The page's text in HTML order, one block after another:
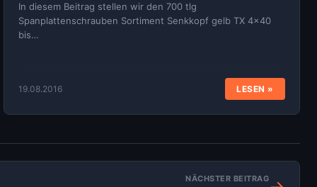
In diesem Beitrag stellen wir den 700 tlg
Spanplattenschrauben Sortiment Senkkopf gelb TX 4×40
bis…
19.08.2016 LESEN »
NÄCHSTER BEITRAG